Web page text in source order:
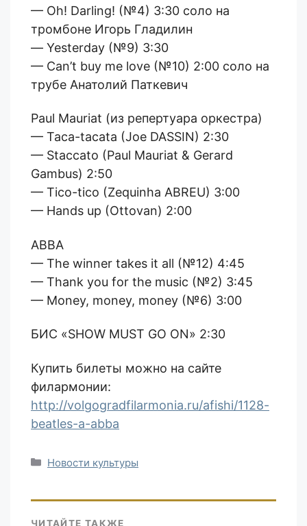
— Oh! Darling! (№4) 3:30 соло на
тромбоне Игорь Гладилин
— Yesterday (№9) 3:30
— Can’t buy me love (№10) 2:00 соло на
трубе Анатолий Паткевич
Paul Mauriat (из репертуара оркестра)
— Taca-tacata (Joe DASSIN) 2:30
— Staccato (Paul Mauriat & Gerard
Gambus) 2:50
— Tico-tico (Zequinha ABREU) 3:00
— Hands up (Ottovan) 2:00
ABBA
— The winner takes it all (№12) 4:45
— Thank you for the music (№2) 3:45
— Money, money, money (№6) 3:00
БИС «SHOW MUST GO ON» 2:30
Купить билеты можно на сайте
филармонии:
http://volgogradfilarmonia.ru/afishi/1128-
beatles-a-abba
Рубрики
Новости культуры
ЧИТАЙТЕ ТАКЖЕ